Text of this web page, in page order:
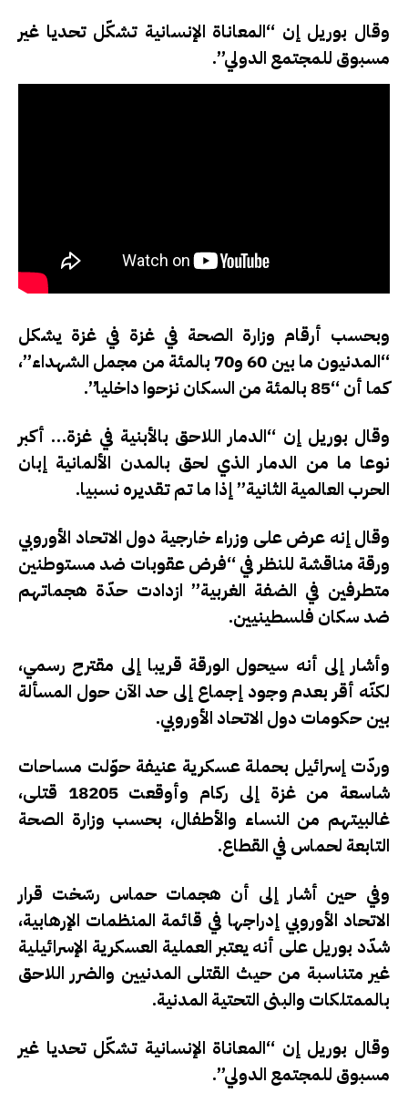
وقال بوريل إن “المعاناة الإنسانية تشكّل تحديا غير
مسبوق للمجتمع الدولي”.
وبحسب أرقام وزارة الصحة في غزة في غزة يشكل
“المدنيون ما بين 60 و70 بالمئة من مجمل الشهداء”،
كما أن “85 بالمئة من السكان نزحوا داخليا”.
وقال بوريل إن “الدمار اللاحق بالأبنية في غزة… أكبر
نوعا ما من الدمار الذي لحق بالمدن الألمانية إبان
الحرب العالمية الثانية” إذا ما تم تقديره نسبيا.
وقال إنه عرض على وزراء خارجية دول الاتحاد الأوروبي
ورقة مناقشة للنظر في “فرض عقوبات ضد مستوطنين
متطرفين في الضفة الغربية” ازدادت حدّة هجماتهم
ضد سكان فلسطينيين.
وأشار إلى أنه سيحول الورقة قريبا إلى مقترح رسمي،
لكنّه أقر بعدم وجود إجماع إلى حد الآن حول المسألة
بين حكومات دول الاتحاد الأوروبي.
وردّت إسرائيل بحملة عسكرية عنيفة حوّلت مساحات
شاسعة من غزة إلى ركام وأوقعت 18205 قتلى،
غالبيتهم من النساء والأطفال، بحسب وزارة الصحة
التابعة لحماس في القطاع.
وفي حين أشار إلى أن هجمات حماس رسّخت قرار
الاتحاد الأوروبي إدراجها في قائمة المنظمات الإرهابية،
شدّد بوريل على أنه يعتبر العملية العسكرية الإسرائيلية
غير متناسبة من حيث القتلى المدنيين والضرر اللاحق
بالممتلكات والبنى التحتية المدنية.
وقال بوريل إن “المعاناة الإنسانية تشكّل تحديا غير
مسبوق للمجتمع الدولي”.